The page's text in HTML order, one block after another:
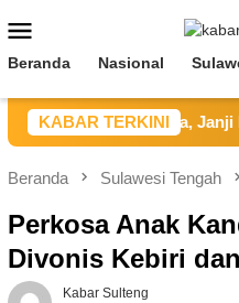
ke
kontenMobile
Beranda Nasional
KABAR TERKINI
Sampaikan Duka, Janji
Beranda Sulawesi Tengah
Perkosa Anak
Divonis Kebiri
Kabar Sulteng